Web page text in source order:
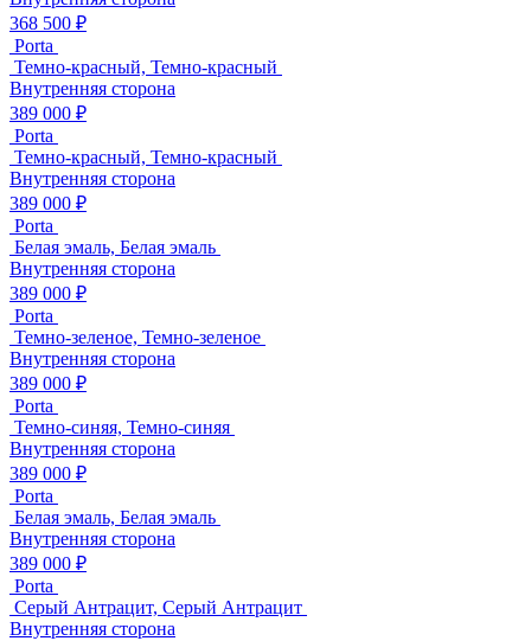
368 500 ₽
Porta
Темно-красный, Темно-красный
Внутренняя сторона
389 000 ₽
Porta
Темно-красный, Темно-красный
Внутренняя сторона
389 000 ₽
Porta
Белая эмаль, Белая эмаль
Внутренняя сторона
389 000 ₽
Porta
Темно-зеленое, Темно-зеленое
Внутренняя сторона
389 000 ₽
Porta
Темно-синяя, Темно-синяя
Внутренняя сторона
389 000 ₽
Porta
Белая эмаль, Белая эмаль
Внутренняя сторона
389 000 ₽
Porta
Серый Антрацит, Серый Антрацит
Внутренняя сторона